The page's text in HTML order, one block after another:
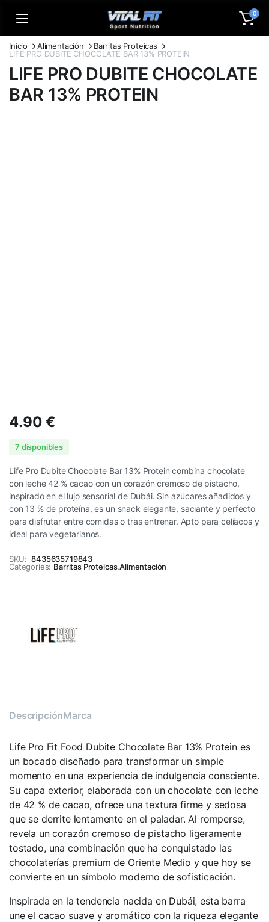
0
Inicio Alimentación
Barritas Proteicas
LIFE PRO DUBITE CHOCOLATE BAR 13% PROTEIN
LIFE PRO DUBITE CHOCOLATE
BAR 13% PROTEIN
4.90€
7 disponibles
Life Pro Dubite Chocolate Bar 13% Protein combina chocolate
con leche 42 % cacao con un corazón cremoso de pistacho,
inspirado en el lujo sensorial de Dubái. Sin azúcares añadidos y
con 13 % de proteína, es un snack elegante, saciante y perfecto
para disfrutar entre comidas o tras entrenar. Apto para celíacos y
ideal para vegetarianos.
SKU: 8435635719843
Categories: Barritas Proteicas,Alimentación
DescripciónMarca
Life Pro Fit Food Dubite Chocolate Bar 13% Protein es
un bocado diseñado para transformar un simple
momento en una experiencia de indulgencia consciente.
Su capa exterior, elaborada con un chocolate con leche
de 42 % de cacao, ofrece una textura firme y sedosa
que se derrite lentamente en el paladar. Al romperse,
revela un corazón cremoso de pistacho ligeramente
tostado, una combinación que ha conquistado las
chocolaterías premium de Oriente Medio y que hoy se
convierte en un símbolo moderno de sofisticación.
Inspirada en la tendencia nacida en Dubái, esta barra
une el cacao suave y aromático con la riqueza elegante